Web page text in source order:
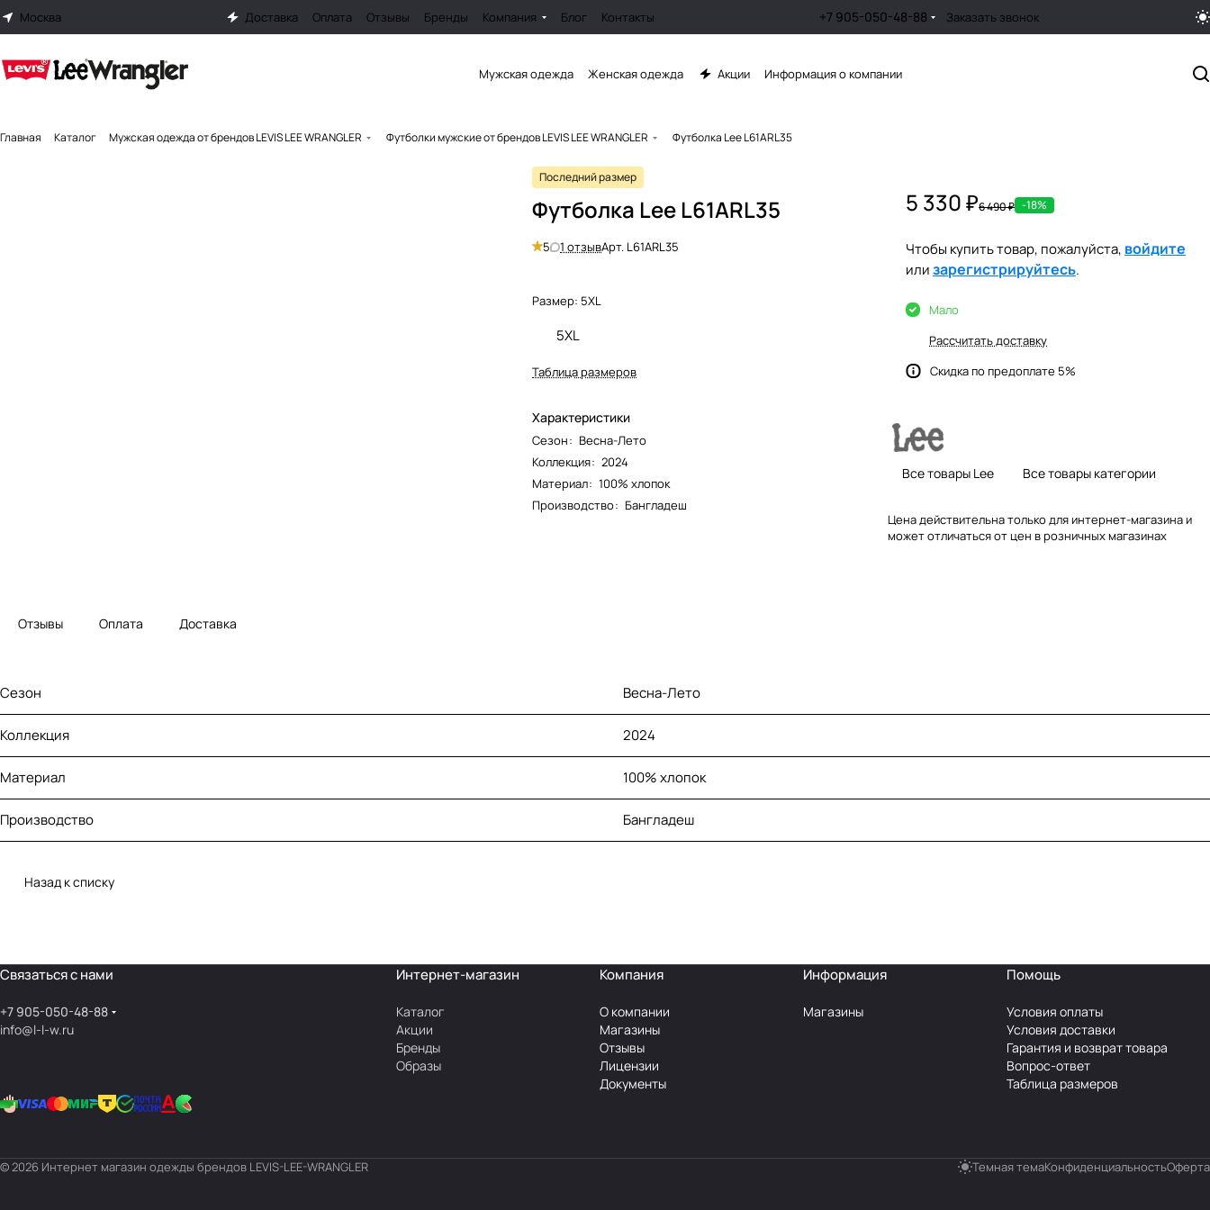
Москва Доставка Оплата Отзывы Бренды Компания Блог Контакты +7 905-050-48-88 Заказать звонок
Мужская одежда Женская одежда Акции Информация о компании
Главная Каталог Мужская одежда от брендов LEVIS LEE WRANGLER Футболки мужские от брендов LEVIS LEE WRANGLER Футболка Lee L61ARL35
Последний размер
Футболка Lee L61ARL35
5 1 отзывАрт. L61ARL35
Размер: 5XL
5XL
Таблица размеров
Характеристики
Сезон: Весна-Лето
Коллекция: 2024
Материал: 100% хлопок
Производство: Бангладеш
5 330 ₽6 490 ₽ -18%
Чтобы купить товар, пожалуйста, войдите
илизарегистрируйтесь.
Мало
Рассчитать доставку
Скидка по предоплате 5%
Все товары Lee Все товары категории
Цена действительна только для интернет-магазина и
может отличаться от цен в розничных магазинах
Отзывы Оплата Доставка
Сезон Весна-Лето
Коллекция 2024
Материал 100% хлопок
Производство Бангладеш
Назад к списку
Связаться с нами
+7 905-050-48-88
info@l-l-w.ru
Интернет-магазин
Каталог
Акции
Бренды
Образы
Компания
О компании
Магазины
Отзывы
Лицензии
Документы
Информация
Магазины
Помощь
Условия оплаты
Условия доставки
Гарантия и возврат товара
Вопрос-ответ
Таблица размеров
© 2026 Интернет магазин одежды брендов LEVIS-LEE-WRANGLER Темная темаКонфиденциальностьОферта